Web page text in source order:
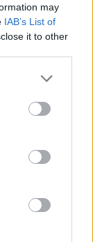
may
IAB’s List of
it to other